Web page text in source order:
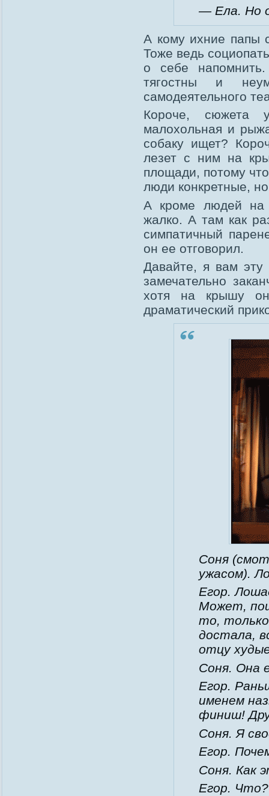
— Ела. Но
А кому ихние папы
Тоже ведь
о себе
тягостны и
самодеятельного
Короче, сюжета
малохольная и
собаку ищет?
лезет с ним на
площади, потому
люди конкретные,
А кроме людей
жалко. А там как
симпатичный
он ее отговорил.
Давайте, я вам
замечательно
хотя на крышу
драматический
Соня
ужасом).
Егор.
Может,
то,
достала,
отцу
Соня. Она
Егор.
именем
финиш!
Соня. Я
Егор.
Соня. Как
Егор. Что?